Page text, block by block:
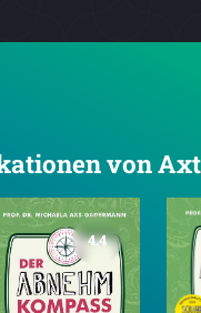
von
4.4